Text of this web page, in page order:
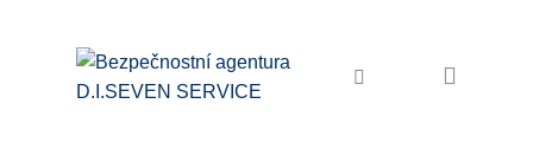
Bezpečnostní služby